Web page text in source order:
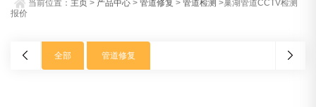
当前位置： 主页 > 产品中心 >管道修复 >管道检测 >巢湖管道CCTV检测
报价
全部 管道修复